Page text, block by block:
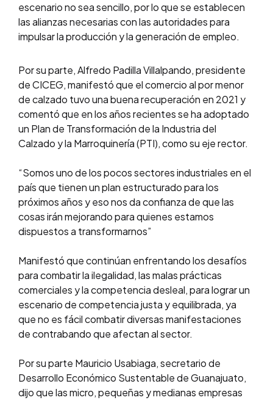
escenario no sea sencillo, por lo que se establecen
las alianzas necesarias con las autoridades para
impulsar la producción y la generación de empleo.
Por su parte, Alfredo Padilla Villalpando, presidente
de CICEG, manifestó que el comercio al por menor
de calzado tuvo una buena recuperación en 2021 y
comentó que en los años recientes se ha adoptado
un Plan de Transformación de la Industria del
Calzado y la Marroquinería (PTI), como su eje rector.
“Somos uno de los pocos sectores industriales en el
país que tienen un plan estructurado para los
próximos años y eso nos da confianza de que las
cosas irán mejorando para quienes estamos
dispuestos a transformarnos”
Manifestó que continúan enfrentando los desafíos
para combatir la ilegalidad, las malas prácticas
comerciales y la competencia desleal, para lograr un
escenario de competencia justa y equilibrada, ya
que no es fácil combatir diversas manifestaciones
de contrabando que afectan al sector.
Por su parte Mauricio Usabiaga, secretario de
Desarrollo Económico Sustentable de Guanajuato,
dijo que las micro, pequeñas y medianas empresas